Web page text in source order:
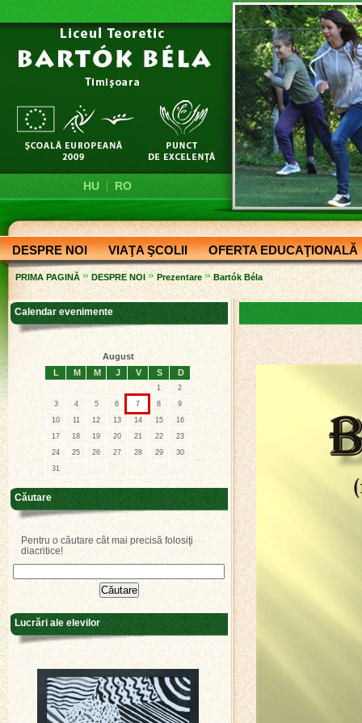
HU| RO
DESPRE NOI VIAŢA ŞCOLII OFERTA EDUCAŢIONALĂ
PRIMA PAGINĂ » DESPRE NOI » Prezentare » Bartók Béla
Calendar evenimente
August
L
M M J V S D
1
2
3
4 5 6 7 8
9
10
11 12 13 14 15
16
17
18 19 20 21 22
23
24
25 26 27 28 29
30
31
Căutare
Pentru o căutare cât mai precisă folosiţi
diacritice!
Lucrări ale elevilor